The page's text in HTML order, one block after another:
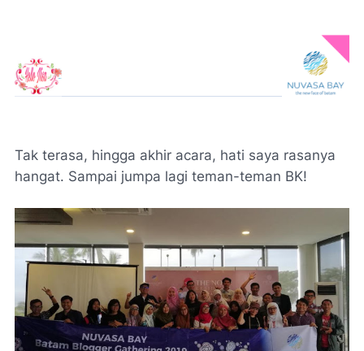
Tak terasa, hingga akhir acara, hati saya rasanya
hangat. Sampai jumpa lagi teman-teman BK!